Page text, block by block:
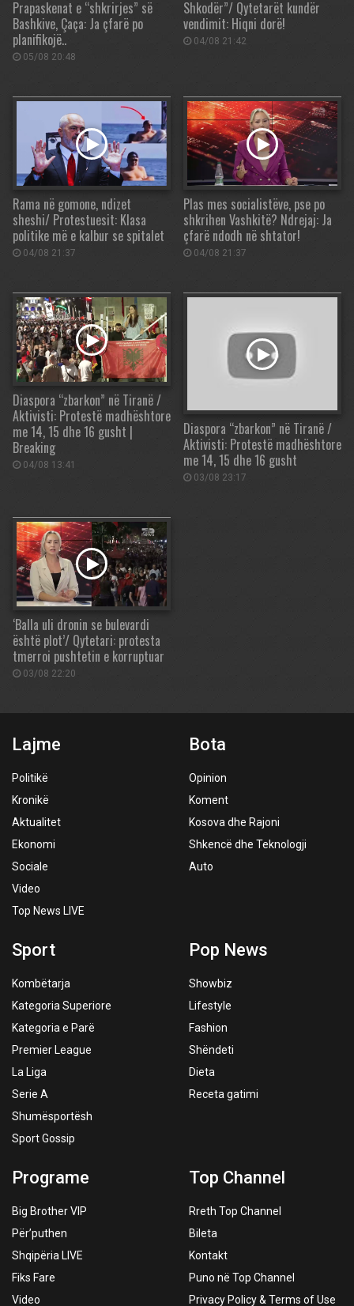
Prapaskenat e “shkrirjes” së
Bashkive, Çaça: Ja çfarë po
planifikojë..
05/08 20:48
Shkodër”/ Qytetarët kundër
vendimit: Hiqni dorë!
04/08 21:42
Rama në gomone, ndizet
sheshi/ Protestuesit: Klasa
politike më e kalbur se spitalet
04/08 21:37
Plas mes socialistëve, pse po
shkrihen Vashkitë? Ndrejaj: Ja
çfarë ndodh në shtator!
04/08 21:37
Diaspora “zbarkon” në Tiranë /
Aktivisti: Protestë madhështore
me 14, 15 dhe 16 gusht |
Breaking
04/08 13:41
Diaspora “zbarkon” në Tiranë /
Aktivisti: Protestë madhështore
me 14, 15 dhe 16 gusht
03/08 23:17
‘Balla uli dronin se bulevardi
është plot’/ Qytetari: protesta
tmerroi pushtetin e korruptuar
03/08 22:20
Lajme
Politikë
Kronikë
Aktualitet
Ekonomi
Sociale
Video
Top News LIVE
Bota
Opinion
Koment
Kosova dhe Rajoni
Shkencë dhe Teknologji
Auto
Sport
Kombëtarja
Kategoria Superiore
Kategoria e Parë
Premier League
La Liga
Serie A
Shumësportësh
Sport Gossip
Pop News
Showbiz
Lifestyle
Fashion
Shëndeti
Dieta
Receta gatimi
Programe
Big Brother VIP
Për’puthen
Shqipëria LIVE
Fiks Fare
Video
Top Channel
Rreth Top Channel
Bileta
Kontakt
Puno në Top Channel
Privacy Policy & Terms of Use